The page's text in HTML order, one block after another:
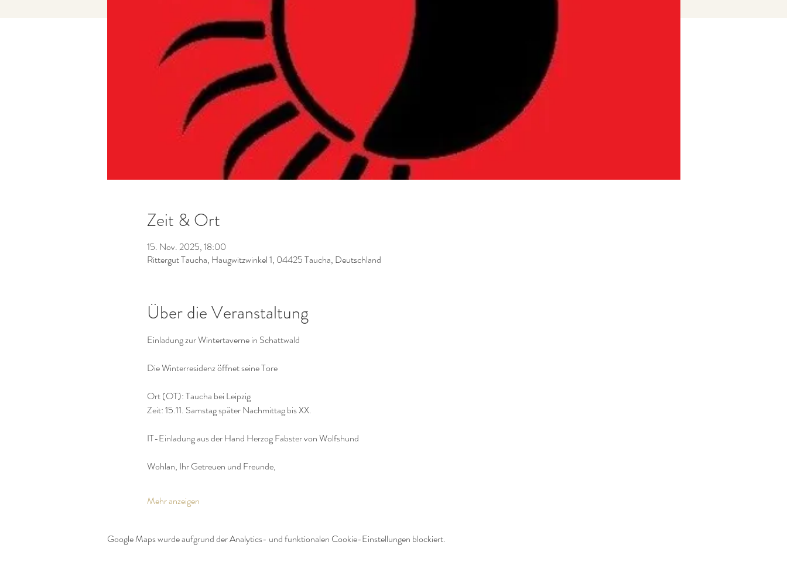
Zeit & Ort
15. Nov. 2025, 18:00
Rittergut Taucha, Haugwitzwinkel 1, 04425 Taucha, Deutschland
Über die Veranstaltung
Einladung zur Wintertaverne in Schattwald
Die Winterresidenz öffnet seine Tore
Ort (OT): Taucha bei Leipzig
Zeit: 15.11. Samstag später Nachmittag bis XX.
IT-Einladung aus der Hand Herzog Fabster von Wolfshund
Wohlan, Ihr Getreuen und Freunde,
Mehr anzeigen
Google Maps wurde aufgrund der Analytics- und funktionalen Cookie-Einstellungen blockiert.